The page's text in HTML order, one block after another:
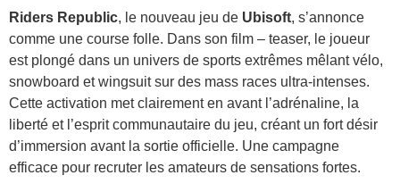
Riders Republic, le nouveau jeu de Ubisoft, s’annonce
comme une course folle. Dans son film – teaser, le joueur
est plongé dans un univers de sports extrêmes mêlant vélo,
snowboard et wingsuit sur des mass races ultra-intenses.
Cette activation met clairement en avant l’adrénaline, la
liberté et l’esprit communautaire du jeu, créant un fort désir
d’immersion avant la sortie officielle. Une campagne
efficace pour recruter les amateurs de sensations fortes.